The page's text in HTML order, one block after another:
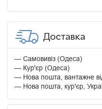
Доставка
Самовивіз (Одеса)
Кур'єр (Одеса)
Нова пошта, вантажне
Нова пошта, кур'єр,